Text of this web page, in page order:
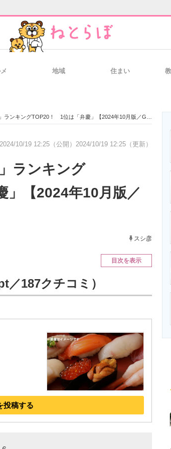
経営リーダーの
IT製品の技術・比較・事例 製造業のIT導入
エネルギーの
地域 住まい
キングTOP20！ 1位は「弁慶」【2024年10月版／Googleクチコミ】
2024/10/19 12:25（公開） 2024/10/19 12:25（更新）
ランキング
【2024年10月版／
スシ彦
目次を表示
187クチコミ）
投稿する